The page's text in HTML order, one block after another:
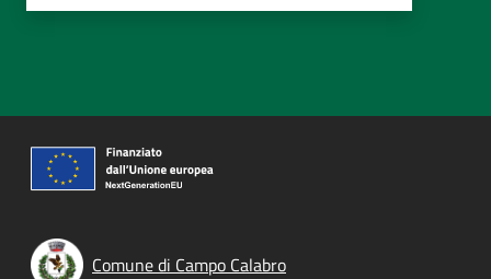
Comune di Campo Calabro